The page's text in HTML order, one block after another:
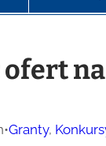
•Granty,